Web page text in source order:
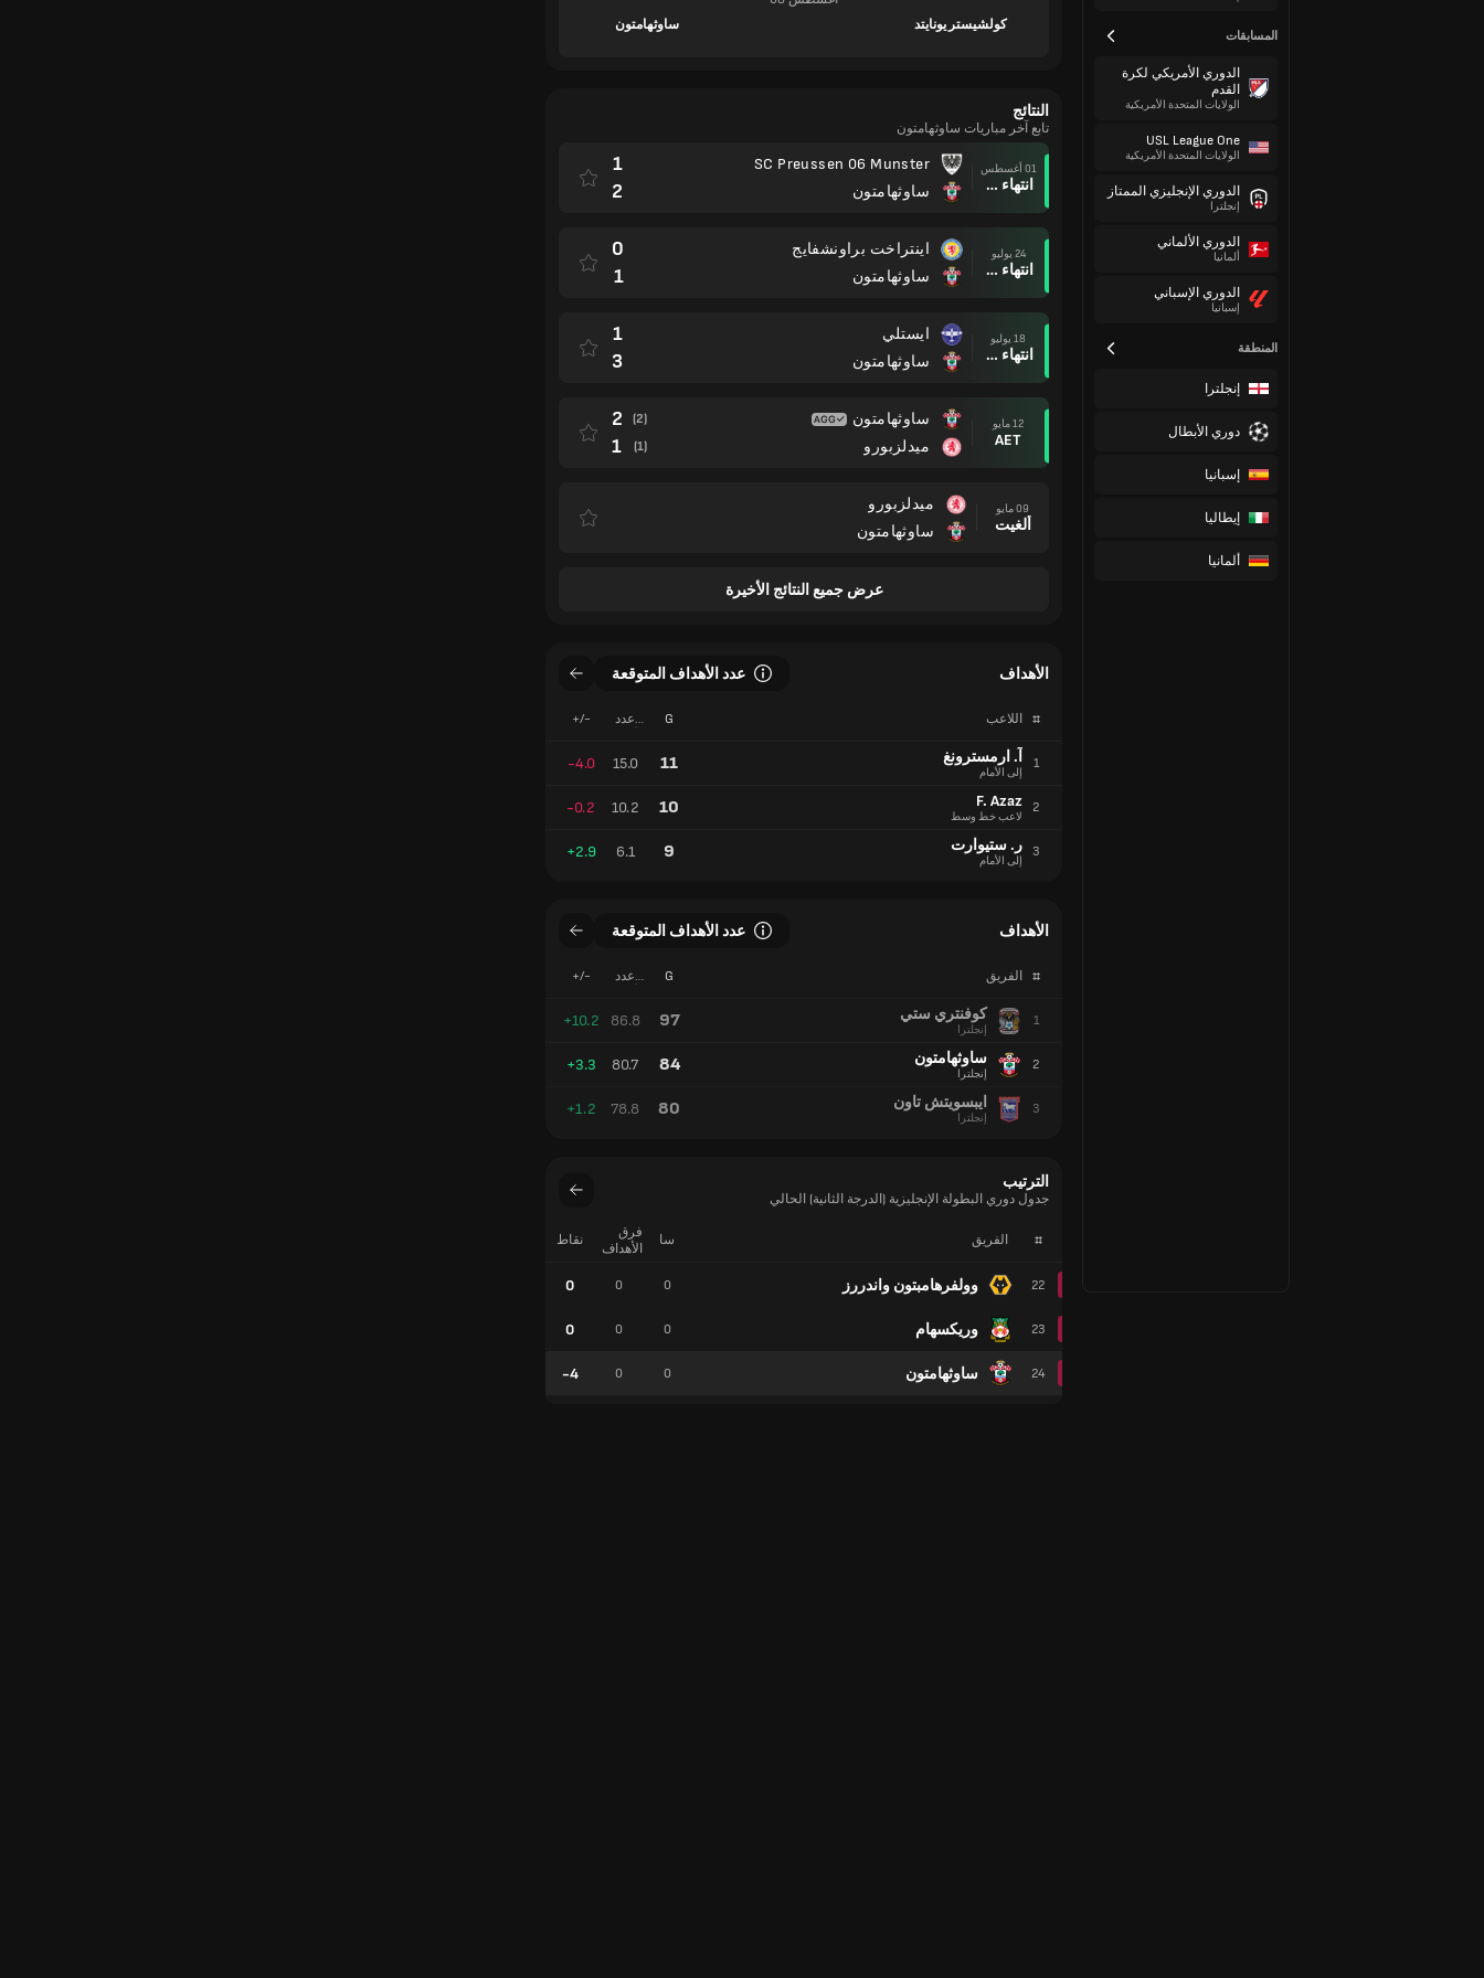
المسابقات
الدوري الأمريكي لكرة
القدم
الولايات المتحدة الأمريكية
USL League One
الولايات المتحدة الأمريكية
الدوري الإنجليزي الممتاز
إنجلترا
الدوري الألماني
ألمانيا
الدوري الإسباني
إسبانيا
المنطقة
إنجلترا
دوري الأبطال
إسبانيا
إيطاليا
ألمانيا
كولشيستر يونايتد
ساوثهامتون
النتائج
تابع آخر مباريات ساوثهامتون
01 أغسطس
انتهاء وقت المباراة
SC Preussen 06 Munster
ساوثهامتون
1
2
24 يوليو
انتهاء وقت المباراة
اينتراخت براونشفايج
ساوثهامتون
0
1
18 يوليو
انتهاء وقت المباراة
ايستلي
ساوثهامتون
1
3
12 مايو
AET
ساوثهامتون
ميدلزبورو
(2)
2
(1)
1
09 مايو
ألغيت
ميدلزبورو
ساوثهامتون
عرض جميع النتائج الأخيرة
الأهداف عدد الأهداف المتوقعة
# اللاعب G
عدد
+/-
1 آ. ارمسترونغ
إلى الأمام 11
15.0
-4.0
2
F. Azaz
لاعب خط وسط 10
10.2
-0.2
3 ر. ستيوارت
إلى الأمام 9
6.1
+2.9
الأهداف عدد الأهداف المتوقعة
# الفريق G
عدد
+/-
1 كوفنتري ستي
إنجلترا 97
86.8
+10.2
2 ساوثهامتون
إنجلترا 84
80.7
+3.3
3 ايبسويتش تاون
إنجلترا 80
78.8
+1.2
الترتيب
جدول دوري البطولة الإنجليزية (الدرجة الثانية) الحالي
# الفريق
22 وولفرهامبتون واندررز
23 وريكسهام
24 ساوثهامتون
سا
فرق
الأهداف
نقاط
0
0
0
0
0
0
0
0
-4